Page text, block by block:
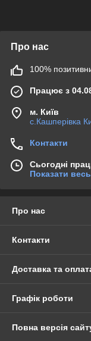
Про нас
100%
Працює з
м. Київ
с.Кашперівка
Контакти
Сьогодні
Показати
Про нас
Контакти
Доставка та
Графік роботи
Повна версія